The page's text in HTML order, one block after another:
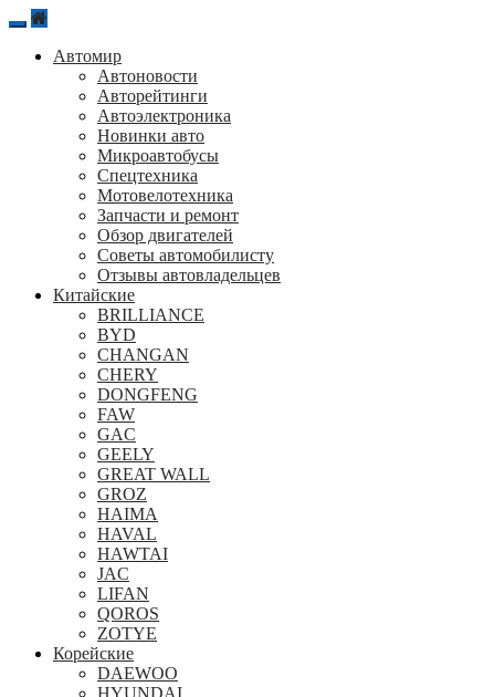
Перейти
содержанию
Автомир
Автоновости
Авторейтинги
Автоэлектроника
Новинки авто
Микроавтобусы
Спецтехника
Мотовелотехника
Запчасти и ремонт
Обзор двигателей
Советы автомобилисту
Отзывы автовладельцев
Китайские
BRILLIANCE
BYD
CHANGAN
CHERY
DONGFENG
FAW
GAC
GEELY
GREAT WALL
GROZ
HAIMA
HAVAL
HAWTAI
JAC
LIFAN
QOROS
ZOTYE
Корейские
DAEWOO
HYUNDAI